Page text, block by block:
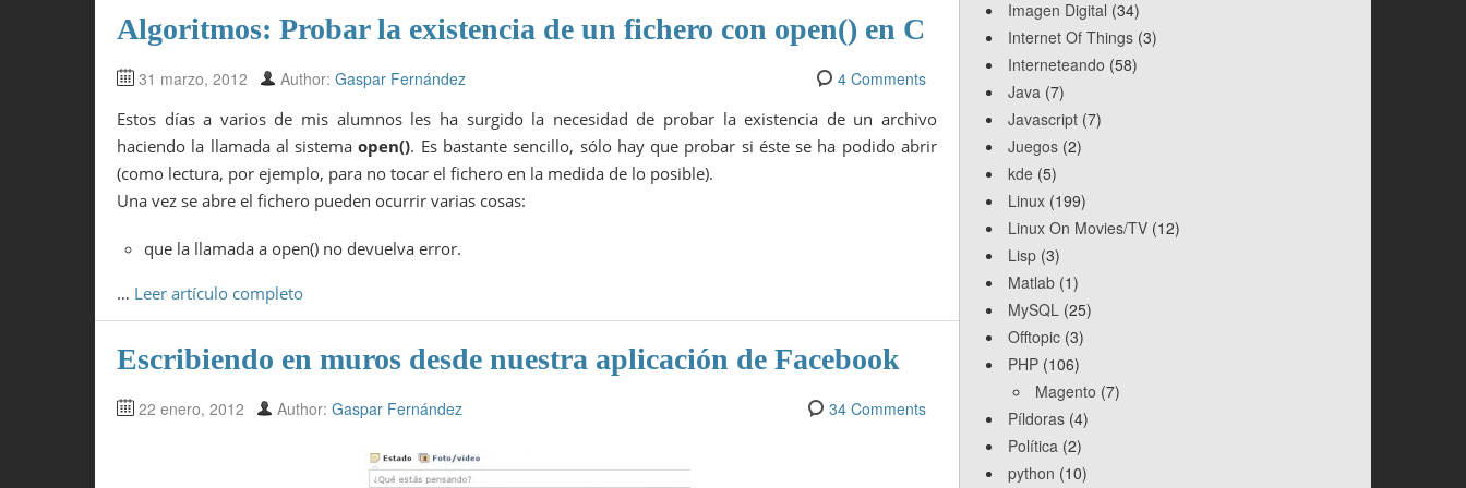
27
28
29
30
int
generaecos(MyClass ::eco) ;
Algoritmos: Probar la existencia de un fichero con open() en C
31 marzo, 2012 Author: Gaspar Fernández
4 Comments
Estos días a varios de mis alumnos les ha surgido la necesidad de probar la existencia de un archivo
haciendo la llamada al sistemaopen(). Es bastante sencillo, sólo hay que probar si éste se ha podido abrir
(como lectura, por ejemplo, para no tocar el fichero en la medida de lo posible).
Una vez se abre el fichero pueden ocurrir varias cosas:
que la llamada a open() no devuelva error.
… Leer artículo completo
Escribiendo en muros desde nuestra aplicación de Facebook
22 enero, 2012 Author: Gaspar Fernández 34 Comments
Imagen Digital (34)
Internet Of Things (3)
Interneteando (58)
Java (7)
Javascript (7)
Juegos (2)
kde (5)
Linux (199)
Linux On Movies/TV (12)
Lisp (3)
Matlab (1)
MySQL (25)
Offtopic (3)
PHP (106)
Magento (7)
Píldoras (4)
Política (2)
python (10)